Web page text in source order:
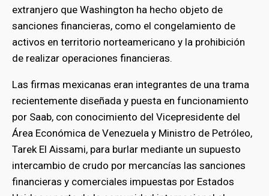
extranjero que Washington ha hecho objeto de
sanciones financieras, como el congelamiento de
activos en territorio norteamericano y la prohibición
de realizar operaciones financieras.
Las firmas mexicanas eran integrantes de una trama
recientemente diseñada y puesta en funcionamiento
por Saab, con conocimiento del Vicepresidente del
Área Económica de Venezuela y Ministro de Petróleo,
Tarek El Aissami, para burlar mediante un supuesto
intercambio de crudo por mercancías las sanciones
financieras y comerciales impuestas por Estados